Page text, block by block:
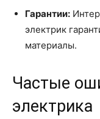
Гарантии:
электрик
материалы.
Частые
электрика